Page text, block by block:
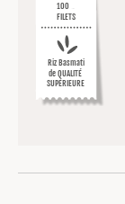
100
FILETS
Riz Basmati
de QUALITÉ
SUPÉRIEURE